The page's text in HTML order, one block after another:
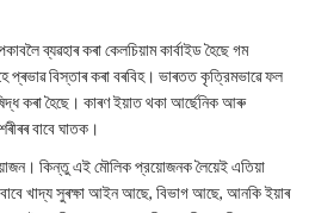
ব্যৱহাৰ কৰা কেলচিয়াম কার্বাইড হৈছে গম
প্ৰভাৱ বিস্তাৰ কৰা বৰবিহ। ভাৰতত কৃত্রিমভাৱে ফল
কৰা হৈছে। কাৰণ ইয়াত থকা আৰ্ছেনিক আৰু
বাবে ঘাতক।
কিন্তু এই মৌলিক প্রয়োজনক লৈয়েই এতিয়া
বাবে খাদ্য সুৰক্ষা আইন আছে, বিভাগ আছে, আনকি ইয়াৰ